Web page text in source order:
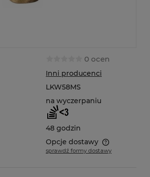
0 ocen
Inni producenci
LKW58MS
na wyczerpaniu
48 godzin
Opcje dostawy
ewentualnych kosztów płatności
sprawdź formy dostawy